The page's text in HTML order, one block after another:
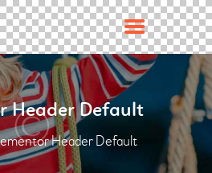
Header Default
Header Default